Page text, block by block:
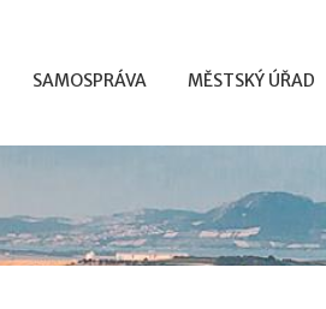
SAMOSPRÁVA MĚSTSKÝ ÚŘAD